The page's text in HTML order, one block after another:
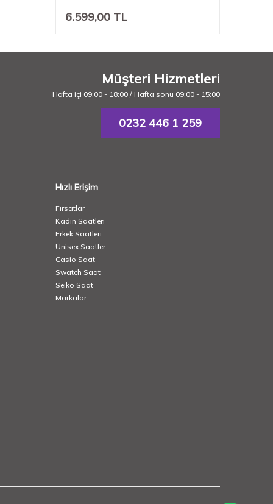
6.599,00 TL
Müşteri Hizmetleri
Hafta içi 09:00 - 18:00 / Hafta sonu 09:00 - 15:00
0232 446 1 259
Hızlı Erişim
Fırsatlar
Kadın Saatleri
Erkek Saatleri
Unisex Saatler
Casio Saat
Swatch Saat
Seiko Saat
Markalar